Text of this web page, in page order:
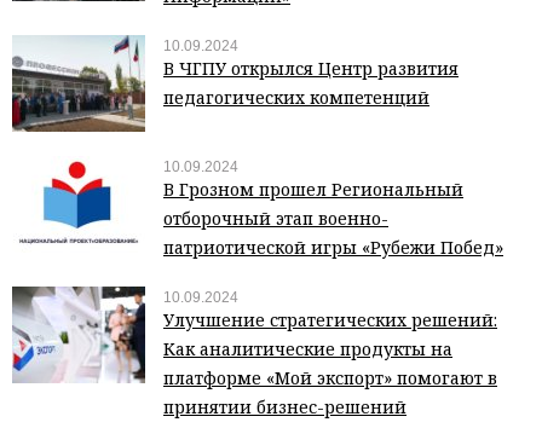
10.09.2024
В ЧГПУ открылся Центр развития
педагогических компетенций
10.09.2024
В Грозном прошел Региональный
отборочный этап военно-
патриотической игры «Рубежи Побед»
10.09.2024
Улучшение стратегических решений:
Как аналитические продукты на
платформе «Мой экспорт» помогают в
принятии бизнес-решений